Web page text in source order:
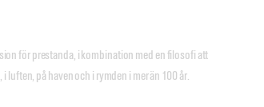
för prestanda, i kombination med en filosofi att
på haven och i rymden i mer än 100 år.